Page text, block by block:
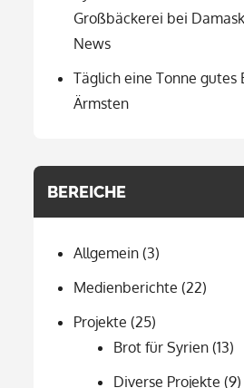
Großbäckerei bei
News
Täglich eine Tonne gutes
Ärmsten
BEREICHE
Allgemein (3)
Medienberichte (22)
Projekte (25)
Brot für Syrien (13)
Diverse Projekte (9)